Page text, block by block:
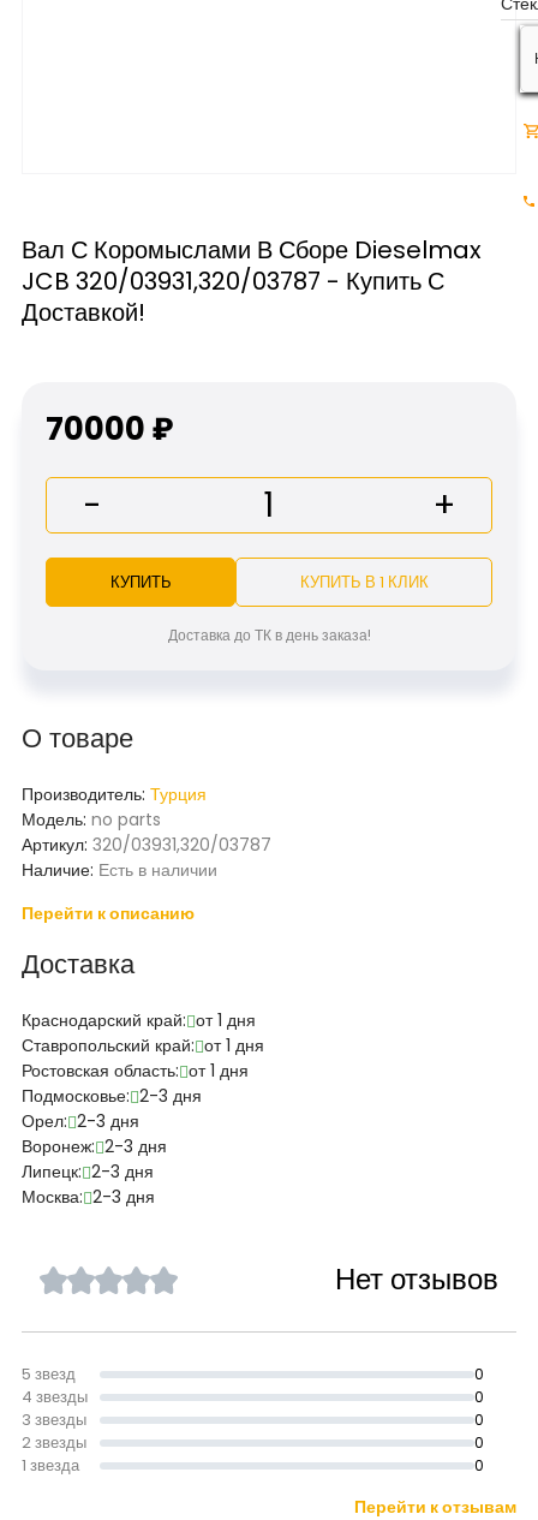
Вал С Коромыслами В Сборе Dieselmax
JCB 320/03931,320/03787 - Купить С
Доставкой!
О товаре
Производитель: Турция
Модель: no parts
Артикул: 320/03931,320/03787
Наличие: Есть в наличии
Перейти к описанию
Доставка
Краснодарский край: от 1 дня
Ставропольский край: от 1 дня
Ростовская область: от 1 дня
Подмосковье: 2-3 дня
Орел: 2-3 дня
Воронеж: 2-3 дня
Липецк: 2-3 дня
Москва: 2-3 дня
70000 ₽
- +
КУПИТЬ КУПИТЬ В 1 КЛИК
Доставка до ТК в день заказа!
Нет отзывов
5 звезд 0
4 звезды 0
3 звезды 0
2 звезды 0
1 звезда 0
Перейти к отзывам